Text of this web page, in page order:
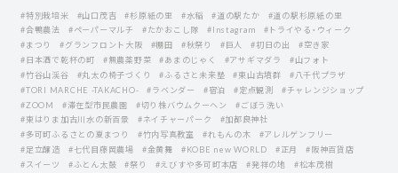
#特別栽培米 #山口茂吉 #杉原紙の里 #水稲 #道の駅たか
#道の駅杉原紙の里
#合鴨農法
#ペーパーマルチ #たかおこし隊 #Instagram
#トライやる・ウィーク
#まつり
#グランフロント大阪 #棚田 #秋祭り #巨人 #初日の出
#空き家
#日本酒で乾杯の町
#無農薬野菜 #あまのじゃく #アサギマダラ
#山フォト
#竹谷山渓谷
#丸太の椅子づくり #ふるさと未来塾 #東山古墳群
#八千代プラザ
#TORI MARCHE -TAKACHO-
#ラベンダー #宿泊 #定点観測
#チャレンジショップ
#ZOOM
#滞在型市民農園 #切り株バウムクーヘン
#ごぼう洗い
#東はりま加古川水の新百景
#ネイチャーパーク
#加都良神社
#多可町ふるさとの夏まつり
#竹内写真教室 #れもんの木
#アレルゲンフリー
#足立醸造
#七代目藤岡農場 #金黄舞 #KOBE new WORLD #正月
#阪神百貨店
#スイーツ
#ふとん太鼓 #祭り #えびすや多可町本店 #発祥の地
#松本茂樹